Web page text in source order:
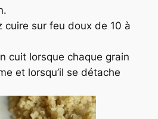
cuire sur feu doux de 10 à
cuit lorsque chaque grain
et lorsqu’il se détache